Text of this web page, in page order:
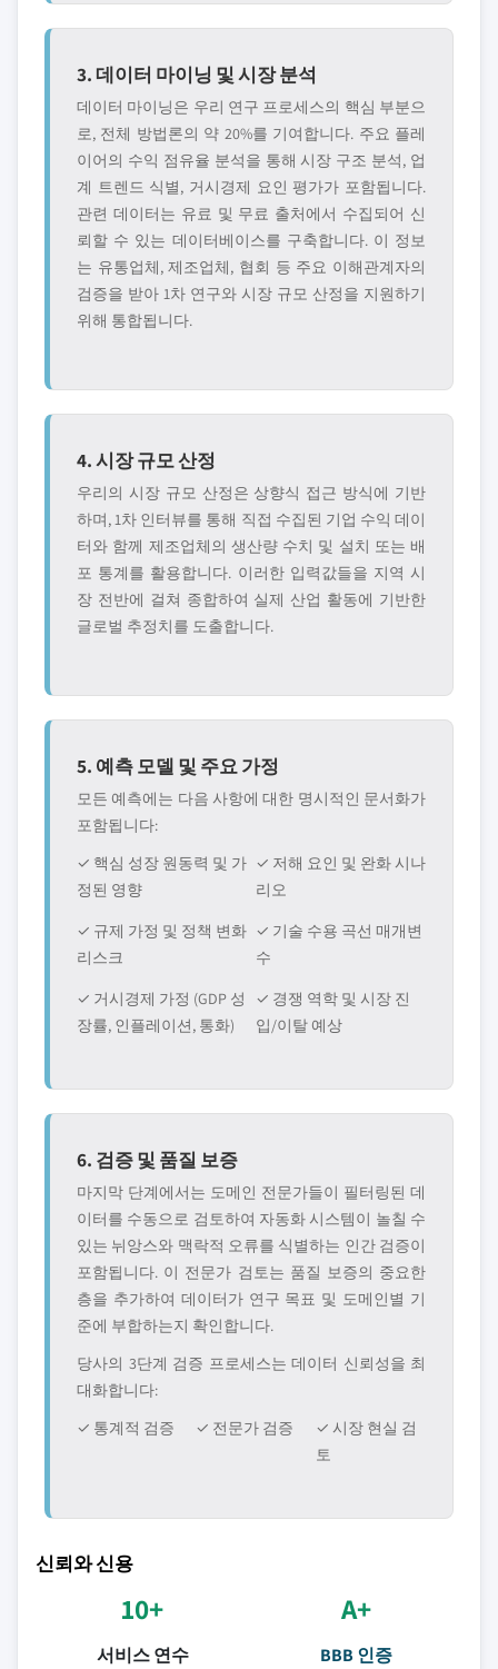
3. 데이터 마이닝 및 시장 분석
데이터 마이닝은 우리 연구 프로세스의 핵심 부분으
로, 전체 방법론의 약 20%를 기여합니다. 주요 플레
이어의 수익 점유율 분석을 통해 시장 구조 분석, 업
계 트렌드 식별, 거시경제 요인 평가가 포함됩니다.
관련 데이터는 유료 및 무료 출처에서 수집되어 신
뢰할 수 있는 데이터베이스를 구축합니다. 이 정보
는 유통업체, 제조업체, 협회 등 주요 이해관계자의
검증을 받아 1차 연구와 시장 규모 산정을 지원하기
위해 통합됩니다.
4. 시장 규모 산정
우리의 시장 규모 산정은 상향식 접근 방식에 기반
하며, 1차 인터뷰를 통해 직접 수집된 기업 수익 데이
터와 함께 제조업체의 생산량 수치 및 설치 또는 배
포 통계를 활용합니다. 이러한 입력값들을 지역 시
장 전반에 걸쳐 종합하여 실제 산업 활동에 기반한
글로벌 추정치를 도출합니다.
5. 예측 모델 및 주요 가정
모든 예측에는 다음 사항에 대한 명시적인 문서화가
포함됩니다:
✓ 핵심 성장 원동력 및 가
정된 영향
✓ 저해 요인 및 완화 시나
리오
✓ 규제 가정 및 정책 변화
리스크
✓ 기술 수용 곡선 매개변
수
✓ 거시경제 가정 (GDP 성
장률, 인플레이션, 통화)
✓ 경쟁 역학 및 시장 진
입/이탈 예상
6. 검증 및 품질 보증
마지막 단계에서는 도메인 전문가들이 필터링된 데
이터를 수동으로 검토하여 자동화 시스템이 놀칠 수
있는 뉘앙스와 맥락적 오류를 식별하는 인간 검증이
포함됩니다. 이 전문가 검토는 품질 보증의 중요한
층을 추가하여 데이터가 연구 목표 및 도메인별 기
준에 부합하는지 확인합니다.
당사의 3단계 검증 프로세스는 데이터 신뢰성을 최
대화합니다:
✓ 통계적 검증
✓ 전문가 검증
✓ 시장 현실 검
토
신뢰와 신용
10+
서비스 연수
A+
BBB 인증